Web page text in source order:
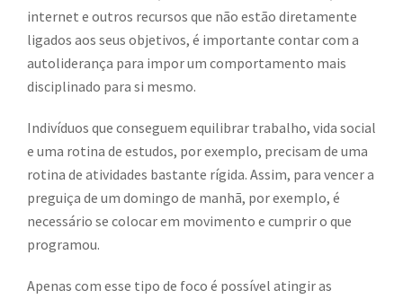
internet e outros recursos que não estão diretamente
ligados aos seus objetivos, é importante contar com a
autoliderança para impor um comportamento mais
disciplinado para si mesmo.
Indivíduos que conseguem equilibrar trabalho, vida social
e uma rotina de estudos, por exemplo, precisam de uma
rotina de atividades bastante rígida. Assim, para vencer a
preguiça de um domingo de manhã, por exemplo, é
necessário se colocar em movimento e cumprir o que
programou.
Apenas com esse tipo de foco é possível atingir as